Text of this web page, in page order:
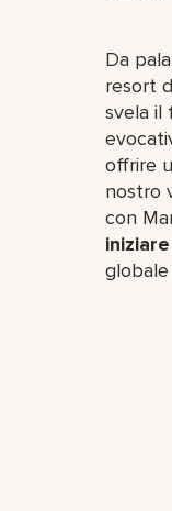
Da
resort
svela il
offrire
nostro
con
iniziare
globale